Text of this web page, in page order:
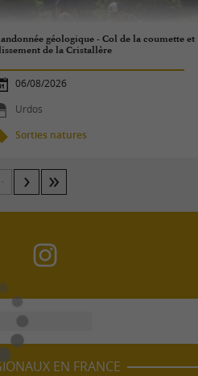
géologique - Col de la coumette et
de la Cristallère
06/08/2026
Urdos
Sorties natures
EN FRANCE